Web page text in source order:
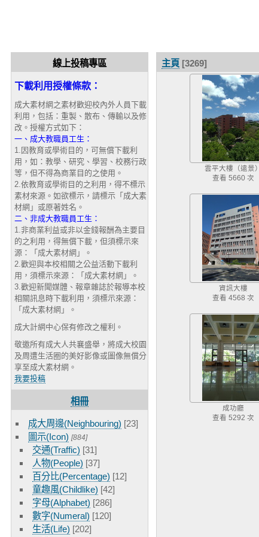
線上投稿專區
下載利用授權條款：
成大素材網之素材歡迎校內外人員下載
利用，包括：重製、散布、傳輸以及修
改。授權方式如下：
一、成大教職員工生：
1.因教育或學術目的，可無償下載利
用，如：教學、研究、學習、校務行政
等，但不得為商業目的之使用。
2.依教育或學術目的之利用，得不標示
素材來源。如欲標示，請標示「成大素
材網」或原著姓名。
二、非成大教職員工生：
1.非商業利益或非以金錢報酬為主要目
的之利用，得無償下載，但須標示來
源：「成大素材網」。
2.歡迎與本校相關之公益活動下載利
用，須標示來源：「成大素材網」。
3.歡迎新聞媒體、報章雜誌於報導本校
相關訊息時下載利用，須標示來源：
「成大素材網」。
成大計網中心保有修改之權利。
敬邀所有成大人共襄盛舉，將成大校園
及周遭生活圈的美好影像或圖像無償分
享至成大素材網。
我要投稿
相冊
成大周邊(Neighbouring) [23]
圖示(Icon) [884]
交通(Traffic) [31]
人物(People) [37]
百分比(Percentage) [12]
童趣風(Childlike) [42]
字母(Alphabet) [286]
數字(Numeral) [120]
生活(Life) [202]
主頁 [3269]
雲平大樓（遠景）
查看 5660 次
資訊大樓
查看 4568 次
成功廳
查看 5292 次